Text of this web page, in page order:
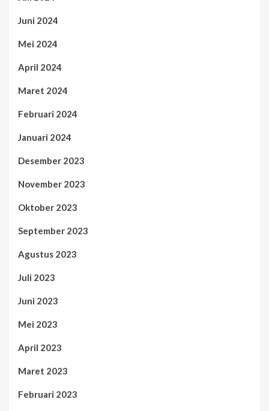
Juni 2024
Mei 2024
April 2024
Maret 2024
Februari 2024
Januari 2024
Desember 2023
November 2023
Oktober 2023
September 2023
Agustus 2023
Juli 2023
Juni 2023
Mei 2023
April 2023
Maret 2023
Februari 2023